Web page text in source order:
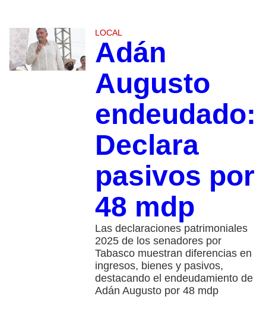
LOCAL
Adán
Augusto
endeudado:
Declara
pasivos por
48 mdp
Las declaraciones patrimoniales
2025 de los senadores por
Tabasco muestran diferencias en
ingresos, bienes y pasivos,
destacando el endeudamiento de
Adán Augusto por 48 mdp